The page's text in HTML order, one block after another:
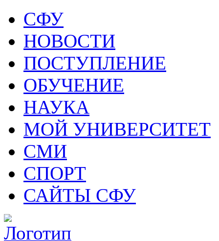
СФУ
НОВОСТИ
ПОСТУПЛЕНИЕ
ОБУЧЕНИЕ
НАУКА
МОЙ УНИВЕРСИТЕТ
СМИ
СПОРТ
САЙТЫ СФУ